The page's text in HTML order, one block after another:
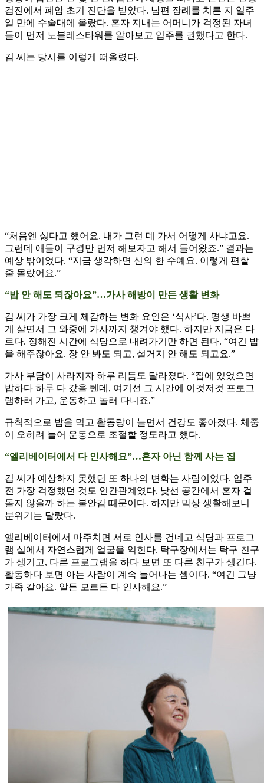
검진에서 폐암 초기 진단을 받았다. 남편 장례를 치른 지 일주
일 만에 수술대에 올랐다. 혼자 지내는 어머니가 걱정된 자녀
들이 먼저 노블레스타워를 알아보고 입주를 권했다고 한다.
김 씨는 당시를 이렇게 떠올렸다.
“처음엔 싫다고 했어요. 내가 그런 데 가서 어떻게 사냐고요.
그런데 애들이 구경만 먼저 해보자고 해서 들어왔죠.” 결과는
예상 밖이었다. “지금 생각하면 신의 한 수예요. 이렇게 편할
줄 몰랐어요.”
“밥 안 해도 되잖아요”…가사 해방이 만든 생활 변화
김 씨가 가장 크게 체감하는 변화 요인은 ‘식사’다. 평생 바쁘
게 살면서 그 와중에 가사까지 챙겨야 했다. 하지만 지금은 다
르다. 정해진 시간에 식당으로 내려가기만 하면 된다. “여긴 밥
을 해주잖아요. 장 안 봐도 되고, 설거지 안 해도 되고요.”
가사 부담이 사라지자 하루 리듬도 달라졌다. “집에 있었으면
밥하다 하루 다 갔을 텐데, 여기선 그 시간에 이것저것 프로그
램하러 가고, 운동하고 놀러 다니죠.”
규칙적으로 밥을 먹고 활동량이 늘면서 건강도 좋아졌다. 체중
이 오히려 늘어 운동으로 조절할 정도라고 했다.
“엘리베이터에서 다 인사해요”…혼자 아닌 함께 사는 집
김 씨가 예상하지 못했던 또 하나의 변화는 사람이었다. 입주
전 가장 걱정했던 것도 인간관계였다. 낯선 공간에서 혼자 겉
돌지 않을까 하는 불안감 때문이다. 하지만 막상 생활해보니
분위기는 달랐다.
엘리베이터에서 마주치면 서로 인사를 건네고 식당과 프로그
램 실에서 자연스럽게 얼굴을 익힌다. 탁구장에서는 탁구 친구
가 생기고, 다른 프로그램을 하다 보면 또 다른 친구가 생긴다.
활동하다 보면 아는 사람이 계속 늘어나는 셈이다. “여긴 그냥
가족 같아요. 알든 모르든 다 인사해요.”